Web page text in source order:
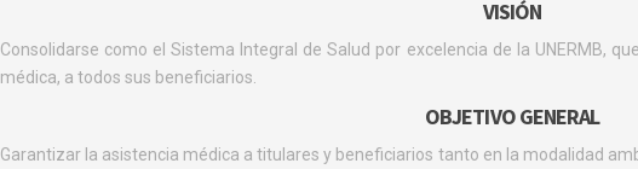
VISIÓN
Consolidarse como el Sistema Integral de Salud por excelencia de la UNERMB,
médica, a todos sus beneficiarios.
OBJETIVO GENERAL
Garantizar la asistencia médica a titulares y beneficiarios tanto en la modalidad